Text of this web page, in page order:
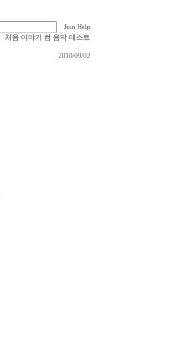
Join Help
처음 이야기 컴 음악 테스트
2010/09/02